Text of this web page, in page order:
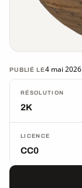
PUBLIÉ LE4 mai 2026
RÉSOLUTION
2K
LICENCE
CC0